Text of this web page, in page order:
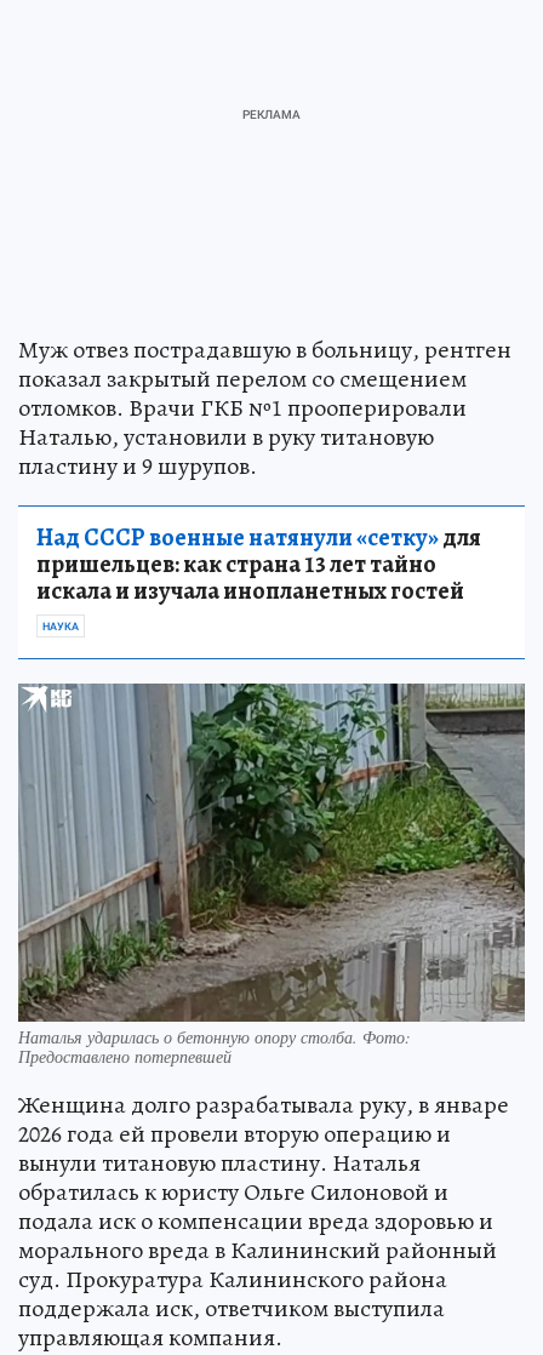
Муж отвез пострадавшую в больницу, рентген
показал закрытый перелом со смещением
отломков. Врачи ГКБ №1 прооперировали
Наталью, установили в руку титановую
пластину и 9 шурупов.
Над СССР военные натянули «сетку»для
пришельцев: как страна 13 лет тайно
искала и изучала инопланетных гостей
НАУКА
Наталья ударилась о бетонную опору столба. Фото:
Предоставлено потерпевшей
Женщина долго разрабатывала руку, в январе
2026 года ей провели вторую операцию и
вынули титановую пластину. Наталья
обратилась к юристу Ольге Силоновой и
подала иск о компенсации вреда здоровью и
морального вреда в Калининский районный
суд. Прокуратура Калининского района
поддержала иск, ответчиком выступила
управляющая компания.